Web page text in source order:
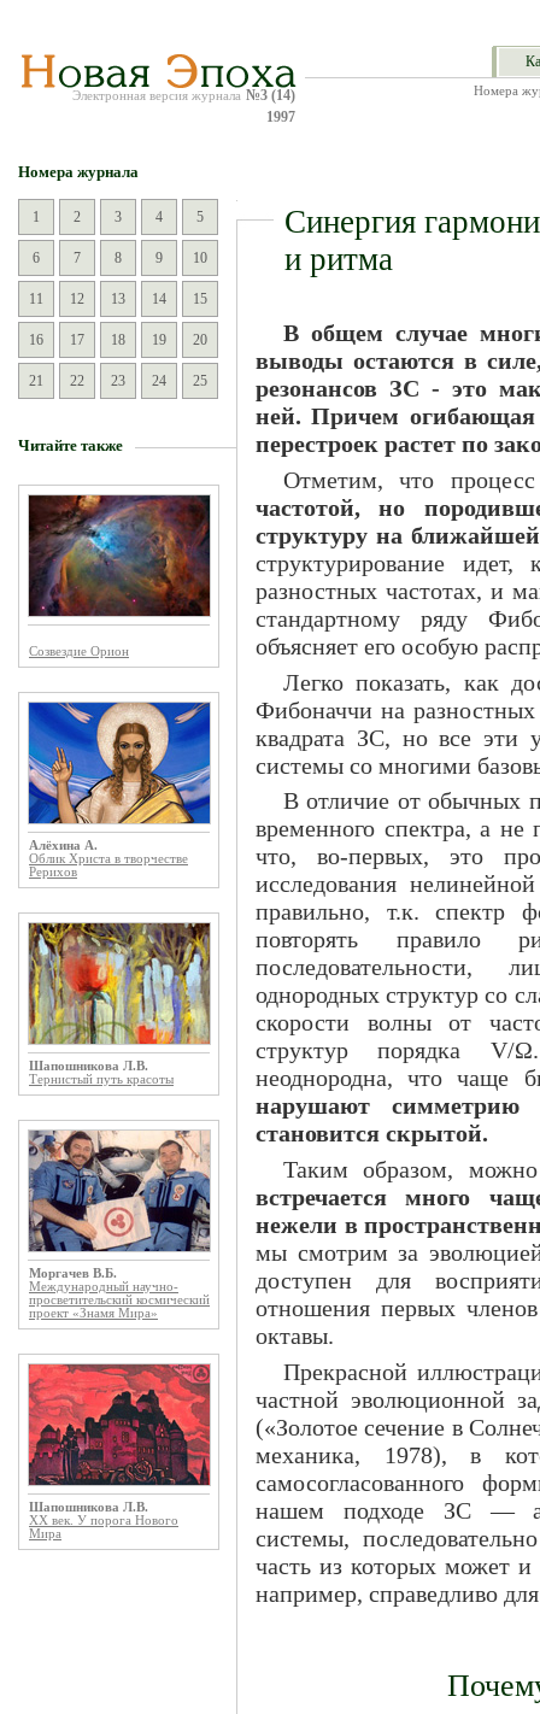
Электронная версия журнала №3 (14)
1997
Номера
Номера журнала
1 2 3 4 5
6 7 8 9 10
11 12 13 14 15
16 17 18 19 20
21 22 23 24 25
Читайте также
Созвездие Орион
Алёхина А.
Облик Христа в творчестве
Рерихов
Шапошникова Л.В.
Тернистый путь красоты
Моргачев В.Б.
Международный научно-
просветительский космический
проект «Знамя Мира»
Шапошникова Л.В.
ХХ век. У порога Нового
Мира
Синергия
и ритма
В общем случае
выводы остаются в
резонансов ЗС - это
ней. Причем огибающая
перестроек растет по
Отметим, что
частотой, но
структуру на
структурирование
разностных частотах, и
стандартному ряду
объясняет его особую
Легко показать, как
Фибоначчи на разностных
квадрата ЗС, но все эти
системы со многими
В отличие от обычных
временного спектра, а
что, во-первых, это
исследования
правильно, т.к. спектр
повторять
последовательности,
однородных структур со
скорости волны от
структур порядка V/
неоднородна, что чаще
нарушают
становится скрытой.
Таким образом,
встречается много
нежели в
мы смотрим за
доступен для
отношения первых
октавы.
Прекрасной
частной эволюционной
(«Золотое сечение в
механика, 1978), в
самосогласованного
нашем подходе ЗС —
системы,
часть из которых может
например, справедливо